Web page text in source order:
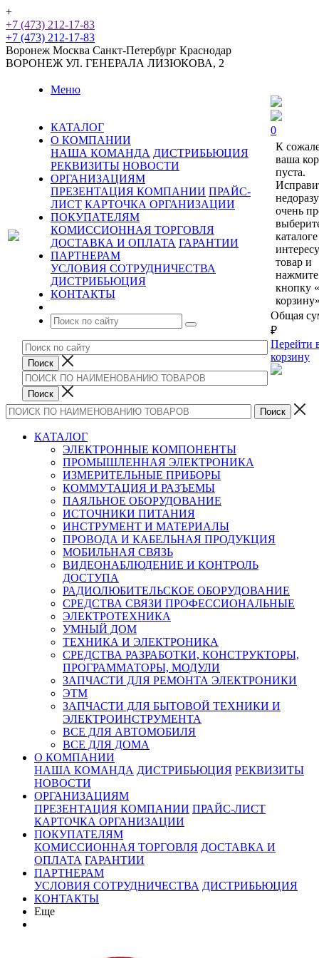
+
+7 (473) 212-17-83
+7 (473) 212-17-83
Воронеж Москва Санкт-Петербург Краснодар
ВОРОНЕЖ УЛ. ГЕНЕРАЛА ЛИЗЮКОВА, 2
Меню
КАТАЛОГ
О КОМПАНИИ
НАША КОМАНДА ДИСТРИБЬЮЦИЯ
РЕКВИЗИТЫ НОВОСТИ
ОРГАНИЗАЦИЯМ
ПРЕЗЕНТАЦИЯ КОМПАНИИ ПРАЙС-
ЛИСТ КАРТОЧКА ОРГАНИЗАЦИИ
ПОКУПАТЕЛЯМ
КОМИССИОННАЯ ТОРГОВЛЯ
ДОСТАВКА И ОПЛАТА ГАРАНТИИ
ПАРТНЕРАМ
УСЛОВИЯ СОТРУДНИЧЕСТВА
ДИСТРИБЬЮЦИЯ
КОНТАКТЫ
0
К
ваша
пуста.
очень
каталоге
товар и
нажмите
кнопку
Общая
₽
Перейти
корзину
КАТАЛОГ
ЭЛЕКТРОННЫЕ КОМПОНЕНТЫ
ПРОМЫШЛЕННАЯ ЭЛЕКТРОНИКА
ИЗМЕРИТЕЛЬНЫЕ ПРИБОРЫ
КОММУТАЦИЯ И РАЗЪЕМЫ
ПАЯЛЬНОЕ ОБОРУДОВАНИЕ
ИСТОЧНИКИ ПИТАНИЯ
ИНСТРУМЕНТ И МАТЕРИАЛЫ
ПРОВОДА И КАБЕЛЬНАЯ ПРОДУКЦИЯ
МОБИЛЬНАЯ СВЯЗЬ
ВИДЕОНАБЛЮДЕНИЕ И КОНТРОЛЬ
ДОСТУПА
РАДИОЛЮБИТЕЛЬСКОЕ ОБОРУДОВАНИЕ
СРЕДСТВА СВЯЗИ ПРОФЕССИОНАЛЬНЫЕ
ЭЛЕКТРОТЕХНИКА
УМНЫЙ ДОМ
ТЕХНИКА И ЭЛЕКТРОНИКА
СРЕДСТВА РАЗРАБОТКИ, КОНСТРУКТОРЫ,
ПРОГРАММАТОРЫ, МОДУЛИ
ЗАПЧАСТИ ДЛЯ РЕМОНТА ЭЛЕКТРОНИКИ
ЭТМ
ЗАПЧАСТИ ДЛЯ БЫТОВОЙ ТЕХНИКИ И
ЭЛЕКТРОИНСТРУМЕНТА
ВСЕ ДЛЯ АВТОМОБИЛЯ
ВСЕ ДЛЯ ДОМА
О КОМПАНИИ
НАША КОМАНДА ДИСТРИБЬЮЦИЯ РЕКВИЗИТЫ
НОВОСТИ
ОРГАНИЗАЦИЯМ
ПРЕЗЕНТАЦИЯ КОМПАНИИ ПРАЙС-ЛИСТ
КАРТОЧКА ОРГАНИЗАЦИИ
ПОКУПАТЕЛЯМ
КОМИССИОННАЯ ТОРГОВЛЯ ДОСТАВКА И
ОПЛАТА ГАРАНТИИ
ПАРТНЕРАМ
УСЛОВИЯ СОТРУДНИЧЕСТВА ДИСТРИБЬЮЦИЯ
КОНТАКТЫ
Еще